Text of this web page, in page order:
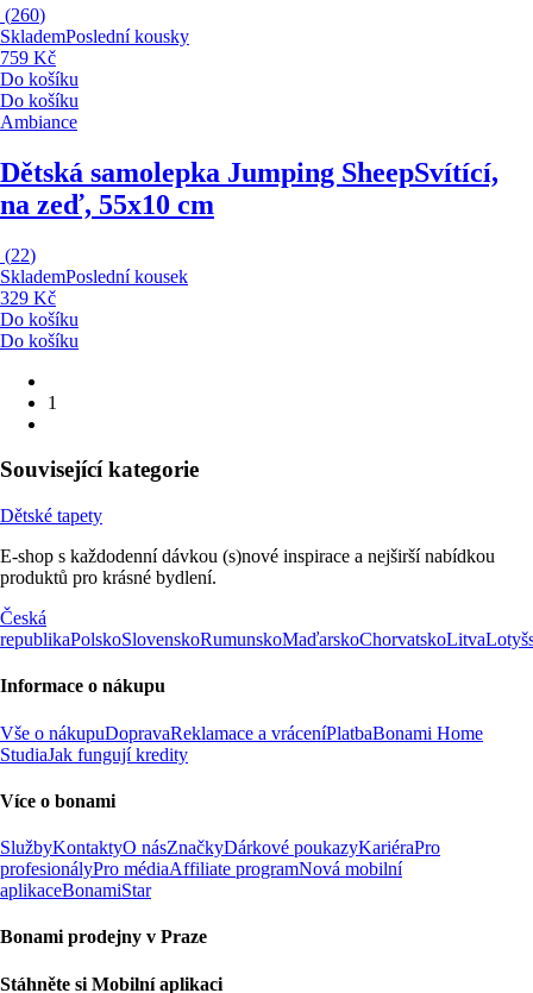
(260)
SklademPoslední kousky
759 Kč
Do košíku
Do košíku
Ambiance
Dětská samolepka Jumping SheepSvítící,
na zeď, 55x10 cm
(22)
SklademPoslední kousek
329 Kč
Do košíku
Do košíku
1
Související kategorie
Dětské tapety
E-shop s každodenní dávkou (s)nové inspirace a nejširší nabídkou
produktů pro krásné bydlení.
Česká
republikaPolskoSlovenskoRumunskoMaďarskoChorvatskoLitva
Informace o nákupu
Vše o nákupuDopravaReklamace a vráceníPlatbaBonami Home
StudiaJak fungují kredity
Více o bonami
SlužbyKontaktyO násZnačkyDárkové poukazyKariéraPro
profesionályPro médiaAffiliate programNová mobilní
aplikaceBonamiStar
Bonami prodejny v Praze
Stáhněte si Mobilní aplikaci